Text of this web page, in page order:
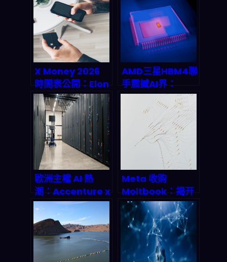
X Money 2026
時間表公開：Elon
Musk 的金融帝國
如何顛覆數位支
付？
AMD三星HBM4聯
手震撼AI界：
2027年高頻寬記
憶體市場爆發式成
長，供應鏈大洗牌
來臨？
歐洲主權 AI 熱
潮：Accenture x
Google Cloud
進布魯塞爾，為何
「隱私+合規+本地
控制」會成 2026
新基建？
Meta 收购
Moltbook：揭开
AI 代理「代理图
谱」的万亿级财富
密码！